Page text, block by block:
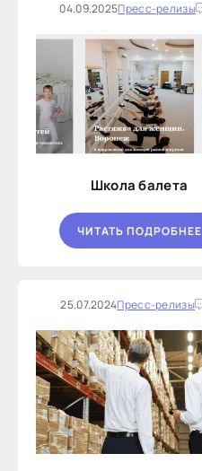
04.09.2025Пресс-релизы
Школа балета
ЧИТАТЬ ПОДРОБНЕЕ
25.07.2024Пресс-релизы